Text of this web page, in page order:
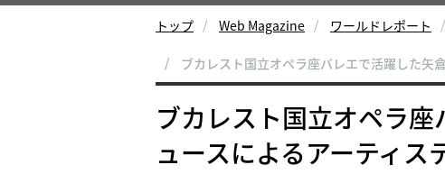
トップ Web Magazine ワールドレポート
ブカレスト国立オペラ座バレエで活躍した矢
ブカレスト国立オペラ
ュースによるアーティス